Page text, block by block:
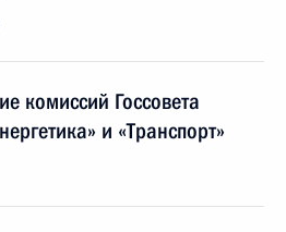
комиссий Госcовета
и «Транспорт»